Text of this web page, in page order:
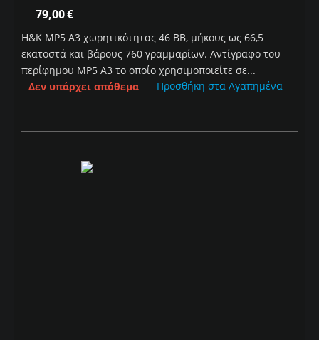
79,00€
H&K MP5 A3 χωρητικότητας 46 BB, μήκους ως 66,5
εκατοστά και βάρους 760 γραμμαρίων. Αντίγραφο του
περίφημου MP5 A3 το οποίο χρησιμοποιείτε σε...
Δεν υπάρχει απόθεμα
Προσθήκη στα Αγαπημένα